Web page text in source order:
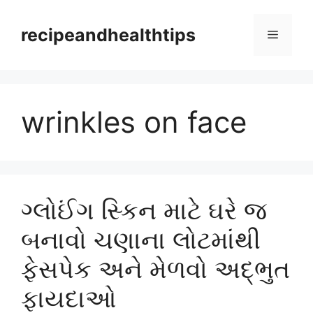
contentrecipeandhealthtips Menu
wrinkles on face
ગ્લોઈંગ સ્કિન માટે ઘરે જ
બનાવો ચણાના લોટમાંથી
ફેસપેક અને મેળવો અદ્ભુત
ફાયદાઓ